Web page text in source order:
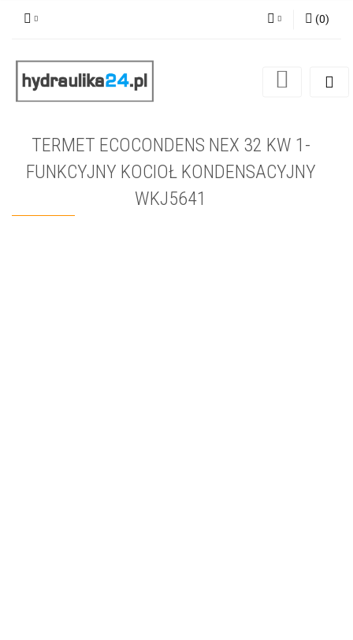
Zarejestruj się
(0)
TERMET ECOCONDENS NEX 32 KW 1-
FUNKCYJNY KOCIOŁ KONDENSACYJNY
WKJ5641